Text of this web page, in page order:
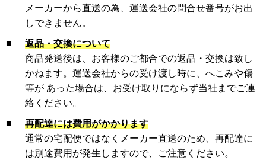
メーカーから直送の為、運送会社の問合せ番号がお出
しできません。
■
返品・交換について
商品発送後は、お客様のご都合での返品・交換は致し
かねます。運送会社からの受け渡し時に、へこみや傷
等が あった場合は、お受け取りにならず当社までご連
絡ください。
■
再配達には費用がかかります
通常の宅配便ではなくメーカー直送のため、再配達に
は別途費用が発生しますので、ご注意ください。